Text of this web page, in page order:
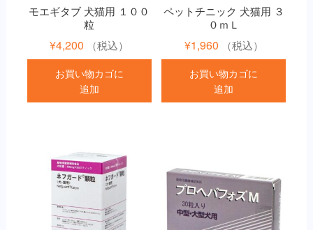
モエギタブ 犬猫用 １００
粒
¥4,200 （税込）
お買い物カゴに
追加
ペットチニック 犬猫用 ３
０ｍＬ
¥1,960 （税込）
お買い物カゴに
追加